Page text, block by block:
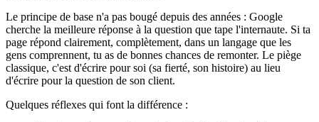
Le principe de base n'a pas bougé depuis des années : Google
cherche la meilleure réponse à la question que tape l'internaute. Si ta
page répond clairement, complètement, dans un langage que les
gens comprennent, tu as de bonnes chances de remonter. Le piège
classique, c'est d'écrire pour soi (sa fierté, son histoire) au lieu
d'écrire pour la question de son client.
Quelques réflexes qui font la différence :